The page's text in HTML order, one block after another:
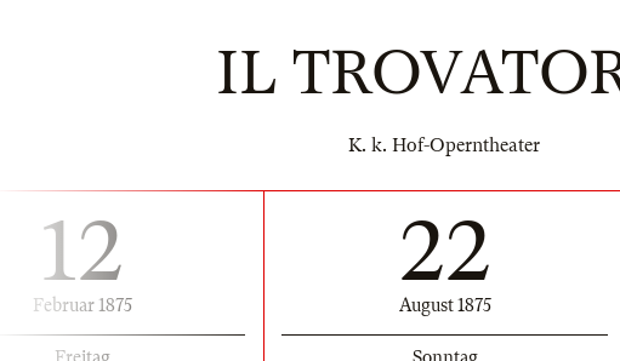
IL
K. k. Hof-Operntheater
12
Februar 1875
Freitag
22
August 1875
Sonntag